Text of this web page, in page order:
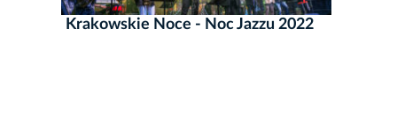
Krakowskie Noce - Noc Jazzu 2022